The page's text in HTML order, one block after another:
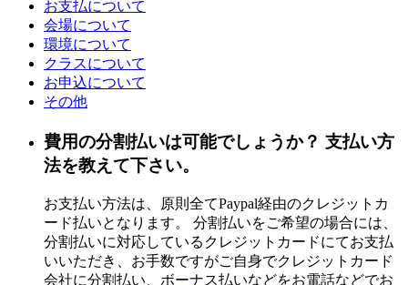
お支払について
会場について
環境について
クラスについて
お申込について
その他
費用の分割払いは可能でしょうか？ 支払い方
法を教えて下さい。
お支払い方法は、原則全てPaypal経由のクレジットカ
ード払いとなります。 分割払いをご希望の場合には、
分割払いに対応しているクレジットカードにてお支払
いいただき、お手数ですがご自身でクレジットカード
会社に分割払い、ボーナス払いなどをお電話などでお